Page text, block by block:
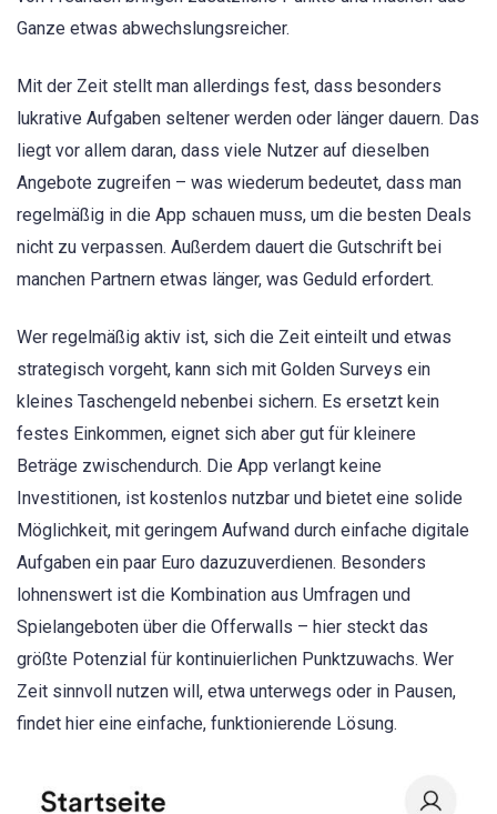
Ganze etwas abwechslungsreicher.
Mit der Zeit stellt man allerdings fest, dass besonders
lukrative Aufgaben seltener werden oder länger dauern. Das
liegt vor allem daran, dass viele Nutzer auf dieselben
Angebote zugreifen – was wiederum bedeutet, dass man
regelmäßig in die App schauen muss, um die besten Deals
nicht zu verpassen. Außerdem dauert die Gutschrift bei
manchen Partnern etwas länger, was Geduld erfordert.
Wer regelmäßig aktiv ist, sich die Zeit einteilt und etwas
strategisch vorgeht, kann sich mit Golden Surveys ein
kleines Taschengeld nebenbei sichern. Es ersetzt kein
festes Einkommen, eignet sich aber gut für kleinere
Beträge zwischendurch. Die App verlangt keine
Investitionen, ist kostenlos nutzbar und bietet eine solide
Möglichkeit, mit geringem Aufwand durch einfache digitale
Aufgaben ein paar Euro dazuzuverdienen. Besonders
lohnenswert ist die Kombination aus Umfragen und
Spielangeboten über die Offerwalls – hier steckt das
größte Potenzial für kontinuierlichen Punktzuwachs. Wer
Zeit sinnvoll nutzen will, etwa unterwegs oder in Pausen,
findet hier eine einfache, funktionierende Lösung.